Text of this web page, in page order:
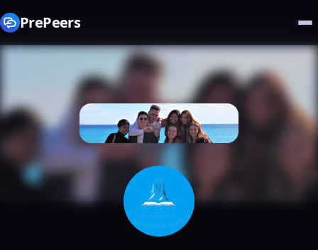
PrePeers